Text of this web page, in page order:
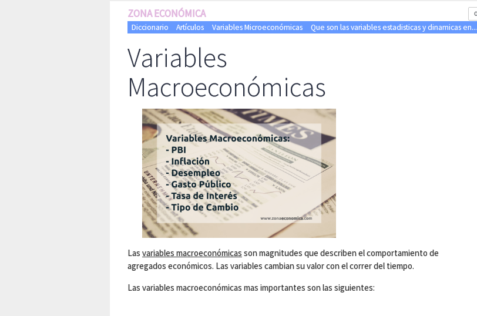
ZONA ECONÓMICA
Diccionario Artículos Variables Microeconómicas Que son las variables estadisticas y dinamicas en...
Variables
Macroeconómicas
Las variables macroeconómicas son magnitudes que describen el comportamiento de
agregados económicos. Las variables cambian su valor con el correr del tiempo.
Las variables macroeconómicas mas importantes son las siguientes: